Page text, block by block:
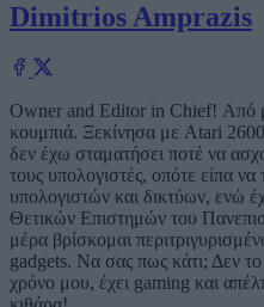
Dimitrios Amprazis
Owner and Editor in Chief! Από
κουμπιά. Ξεκίνησα με Atari
δεν έχω σταματήσει ποτέ να
τους υπολογιστές, οπότε είπα
υπολογιστών και δικτύων, ενώ
Θετικών Επιστημών του
μέρα βρίσκομαι
gadgets. Να σας πως κάτι; Δεν
χρόνο μου, έχει gaming και